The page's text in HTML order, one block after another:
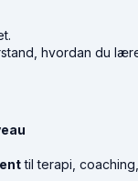
hvordan du
til terapi,